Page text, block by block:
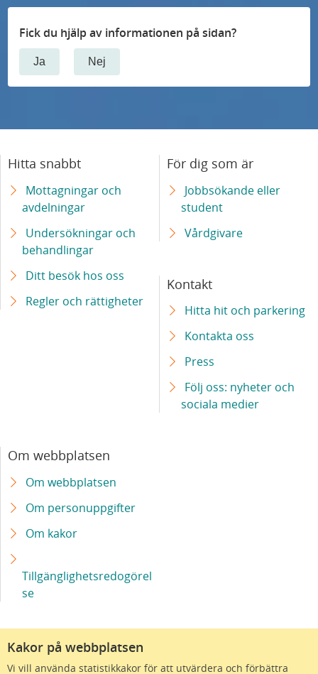
Kakor på webbplatsen
Vi vill använda statistikkakor för att utvärdera och förbättra
Fick du hjälp av informationen på sidan?
Ja Nej
Hitta snabbt
Mottagningar och
avdelningar
Undersökningar och
behandlingar
Ditt besök hos oss
Regler och rättigheter
För dig som är
Jobbsökande eller
student
Vårdgivare
Kontakt
Hitta hit och parkering
Kontakta oss
Press
Följ oss: nyheter och
sociala medier
Om webbplatsen
Om webbplatsen
Om personuppgifter
Om kakor
Tillgänglighetsredogörel
se